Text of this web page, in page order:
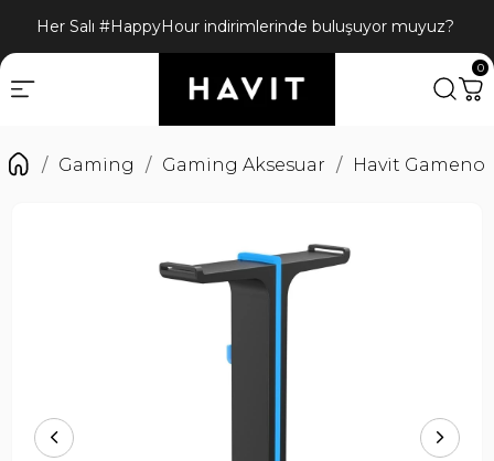
muyuz? Bizi sosyal medyadan da takip edin!
0
Gaming Gaming Aksesuar